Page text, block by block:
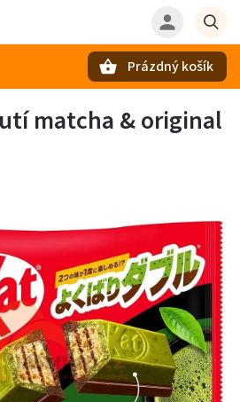
Prázdný košík
matcha & original